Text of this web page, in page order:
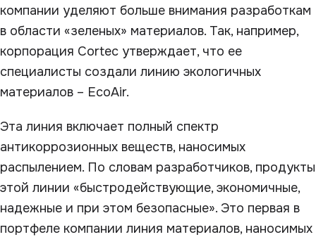
компании уделяют больше внимания разработкам
в области «зеленых» материалов. Так, например,
корпорация Cortec утверждает, что ее
специалисты создали линию экологичных
материалов – EcoAir.
Эта линия включает полный спектр
антикоррозионных веществ, наносимых
распылением. По словам разработчиков, продукты
этой линии «быстродействующие, экономичные,
надежные и при этом безопасные». Это первая в
портфеле компании линия материалов, наносимых